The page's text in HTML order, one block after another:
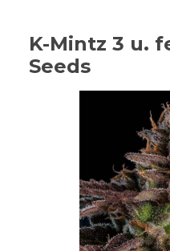
K-Mintz 3 u.
Seeds